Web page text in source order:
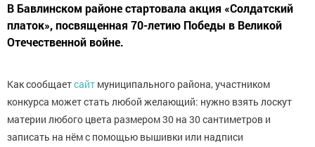
В Бавлинском районе стартовала акция «Солдатский
платок», посвященная 70-летию Победы в Великой
Отечественной войне.
Как сообщаетсайт муниципального района, участником
конкурса может стать любой желающий: нужно взять лоскут
материи любого цвета размером 30 на 30 сантиметров и
записать на нём с помощью вышивки или надписи